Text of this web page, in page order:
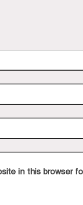
in this browser